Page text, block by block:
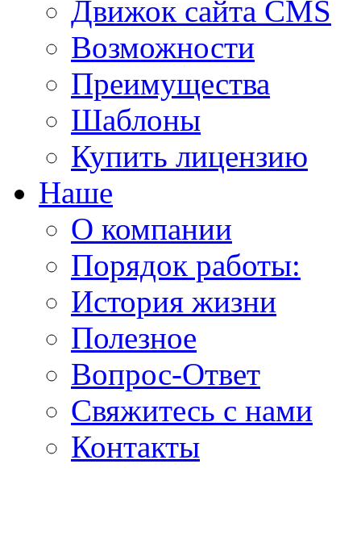
Движок сайта CMS
Возможности
Преимущества
Шаблоны
Купить лицензию
Наше
О компании
Порядок работы:
История жизни
Полезное
Вопрос-Ответ
Свяжитесь с нами
Контакты